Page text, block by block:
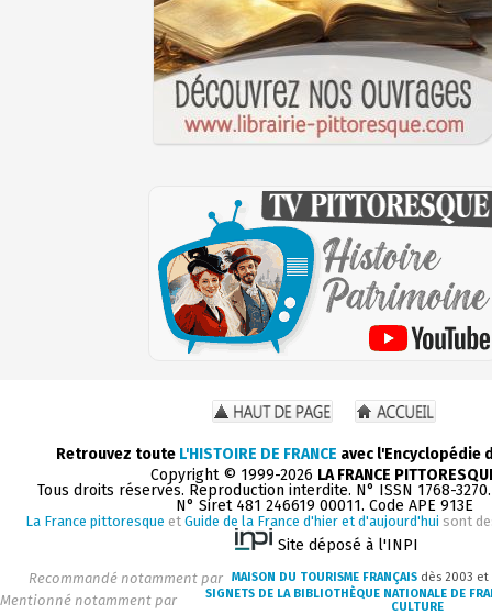
Retrouvez toute L'HISTOIRE DE FRANCE avec l'Encyclopédie
Copyright © 1999-2026 LA FRANCE
Tous droits réservés. Reproduction interdite. N° ISSN 1768-
N° Siret 481 246619 00011. Code APE 913E
La France pittoresque et Guide de la France d'hier et d'aujourd'hui sont
Site déposé à l'INPI
Recommandé notamment par MAISON DU TOURISME FRANÇAIS dès 2003 et
Mentionné notamment par
SIGNETS DE LA BIBLIOTHÈQUE NATIONALE DE
CULTURE